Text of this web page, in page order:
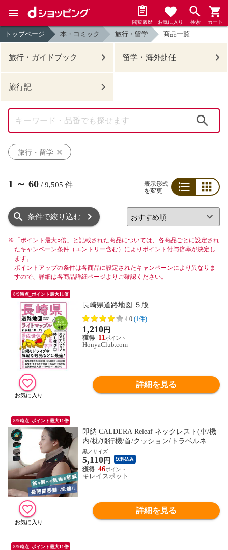
閲覧履歴 お気に入り 検索 カート
トップページ 本・コミック 旅行・留学 商品一覧
旅行・ガイドブック 留学・海外赴任
旅行記
旅行・留学
1 ～ 60 / 9,505 件
表示形式
を変更
条件で絞り込む
※ 「ポイント最大○倍」と記載された商品については、各商品ごとに設定され
たキャンペーン条件（エントリー含む）によりポイント付与倍率が決定し
ます。
ポイントアップの条件は各商品に設定されたキャンペーンにより異なりま
すので、詳細は各商品詳細ページよりご確認ください。
8/9時点_ポイント最大11倍
長崎県道路地図 ５版
4.0 (1件)
1,210円
11
HonyaClub.com
詳細を見る
8/9時点_ポイント最大11倍
即納 CALDERA Releaf ネックレスト(車/機
内/枕/飛行機/首/クッション/トラベルネッ
クピロー/旅行/旅行用/車用) ※1枚目の画像
は代表イメージのため色・柄が異なる場合
がございます。2枚目以降の画像でご希望
の色・柄をご確認下さい。
黒／サイズ
5,110円 送料込み
46
キレイスポット
詳細を見る
8/9時点_ポイント最大11倍